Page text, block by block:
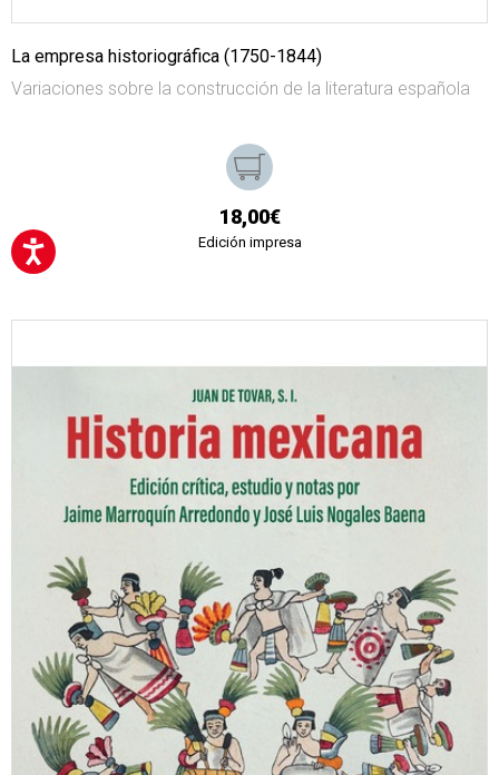
La empresa historiográfica (1750-1844)
Variaciones sobre la construcción de la literatura española
18,00€
Edición impresa